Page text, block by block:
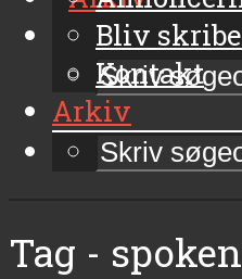
Bliv
Kontakt
Arkiv
Tag -